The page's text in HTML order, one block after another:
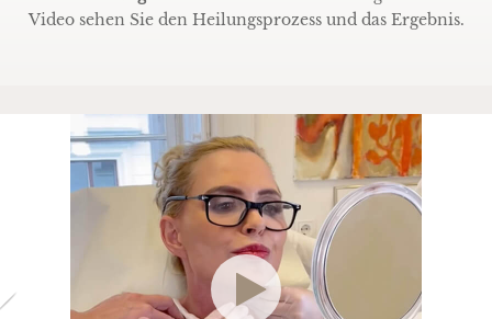
Video sehen Sie den Heilungsprozess und das Ergebnis.